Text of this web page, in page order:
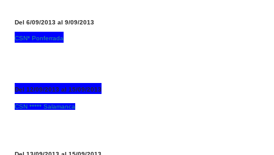
Del 6/09/2013 al 9/09/2013
CSN* Ponferrada
Del 12/09/2013 al 15/09/2013
CSN ***** Salamanca